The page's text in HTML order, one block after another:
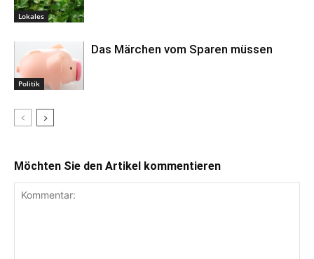
Lokales
Politik
Das Märchen vom Sparen müssen
Möchten Sie den Artikel kommentieren